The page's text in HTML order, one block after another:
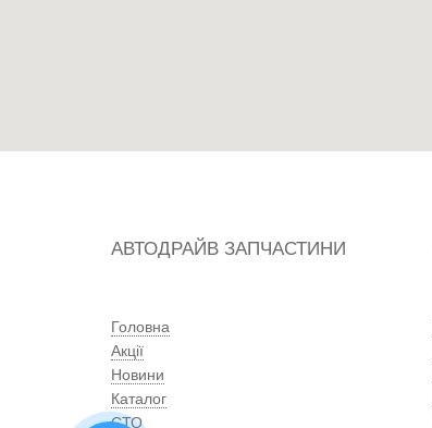
АВТОДРАЙВ ЗАПЧАСТИНИ
Головна
Акції
Новини
Каталог
СТО